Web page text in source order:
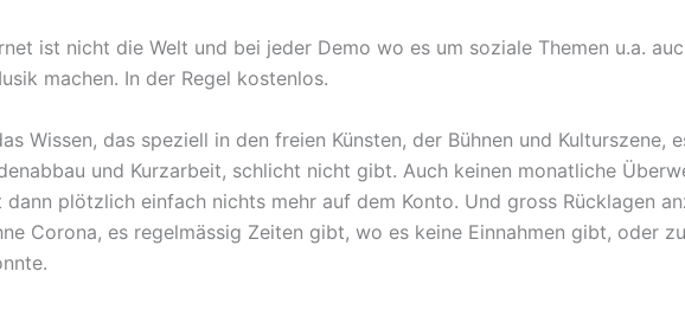
ist nicht die Welt und bei jeder Demo wo es um soziale Themen u.a.
machen. In der Regel kostenlos.
Wissen, das speziell in den freien Künsten, der Bühnen und Kulturszene,
und Kurzarbeit, schlicht nicht gibt. Auch keinen monatliche
plötzlich einfach nichts mehr auf dem Konto. Und gross Rücklagen
Corona, es regelmässig Zeiten gibt, wo es keine Einnahmen gibt, oder